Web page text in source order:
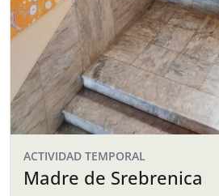
ACTIVIDAD TEMPORAL
Madre de Srebrenica